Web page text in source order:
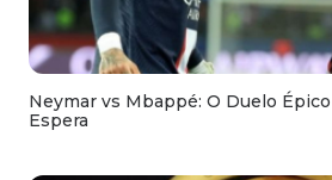
Neymar vs Mbappé: O Duelo
Espera